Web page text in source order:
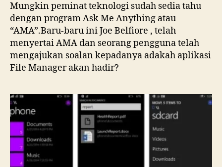
Mungkin peminat teknologi sudah sedia tahu
dengan program Ask Me Anything atau
“AMA”.Baru-baru ini Joe Belfiore , telah
menyertai AMA dan seorang pengguna telah
mengajukan soalan kepadanya adakah aplikasi
File Manager akan hadir?